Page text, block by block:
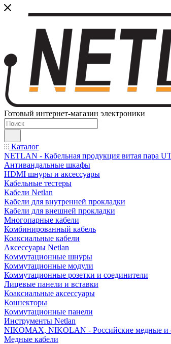
Готовый интернет-магазин электроники
Каталог
NETLAN - Кабельная продукция витая пара
Антивандальные шкафы
HDMI шнуры и аксессуары
Кабельные тестеры
Кабели Netlan
Кабели для внутренней прокладки
Кабели для внешней прокладки
Многопарные кабели
Комбинированный кабель
Коаксиальные кабели
Аксессуары Netlan
Коммутационные шнуры
Коммутационные модули
Коммутационные розетки и соединители
Лицевые панели и вставки
Коаксиальные аксессуары
Коннекторы
Коммутационные панели
Инструменты Netlan
NIKOMAX, NIKOLAN - Российские медные и
Медные кабели